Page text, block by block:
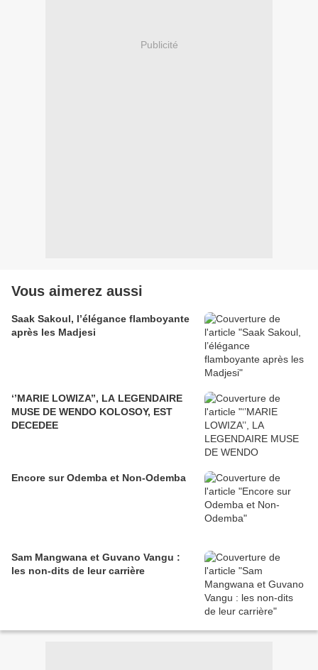
Publicité
Vous aimerez aussi
Saak Sakoul, l’élégance flamboyante
après les Madjesi
‘’MARIE LOWIZA’’, LA LEGENDAIRE
MUSE DE WENDO KOLOSOY, EST
DECEDEE
Encore sur Odemba et Non-Odemba
Sam Mangwana et Guvano Vangu :
les non-dits de leur carrière